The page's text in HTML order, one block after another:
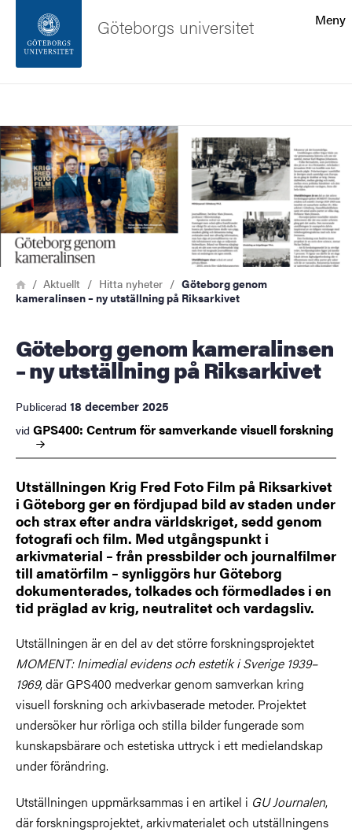
Sidfoten
Om webbplatsen
Meny
Göteborgs universitet
Bild
Länkstig
HemAktuellt Hitta nyheter
Göteborg genom
kameralinsen – ny utställning på Riksarkivet
Göteborg genom kameralinsen
– ny utställning på Riksarkivet
Publicerad 18 december 2025
vid GPS400: Centrum för samverkande visuellforskning
Utställningen Krig Fred Foto Film på Riksarkivet
i Göteborg ger en fördjupad bild av staden under
och strax efter andra världskriget, sedd genom
fotografi och film. Med utgångspunkt i
arkivmaterial – från pressbilder och journalfilmer
till amatörfilm – synliggörs hur Göteborg
dokumenterades, tolkades och förmedlades i en
tid präglad av krig, neutralitet och vardagsliv.
Utställningen är en del av det större forskningsprojektet
MOMENT: Inimedial evidens och estetik i Sverige 1939–
1969, där GPS400 medverkar genom samverkan kring
visuell forskning och arkivbaserade metoder. Projektet
undersöker hur rörliga och stilla bilder fungerade som
kunskapsbärare och estetiska uttryck i ett medielandskap
under förändring.
Utställningen uppmärksammas i en artikel i GU Journalen,
där forskningsprojektet, arkivmaterialet och utställningens